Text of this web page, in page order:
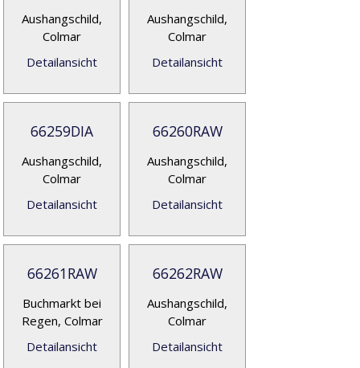
Aushangschild,
Colmar
Detailansicht
Aushangschild,
Colmar
Detailansicht
66259DIA
Aushangschild,
Colmar
Detailansicht
66260RAW
Aushangschild,
Colmar
Detailansicht
66261RAW
Buchmarkt bei
Regen, Colmar
Detailansicht
66262RAW
Aushangschild,
Colmar
Detailansicht